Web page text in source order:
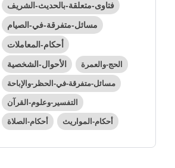
فتاوى-متعلقة-بالحديث-الشريف
مسائل-متفرقة-في-الصيام
أحكام-المعاملات
الأحوال-الشخصية الحج-والعمرة
مسائل-متفرقة-في-الحظر-والإباحة
التفسير-وعلوم-القرآن
أحكام-الصلاة أحكام-المواريث